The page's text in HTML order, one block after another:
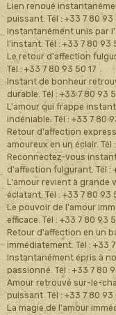
Lien renoué
puissant. Tél : +33 7 80 93
Instantanément unis par
l'instant. Tél : +33 7 80 93
Le retour d'affection
Tél : +33 7 80 93 50 17
Instant de bonheur
durable. Tél : +33 7 80 93
L'amour qui frappe
indéniable. Tél : +33 7 80
Retour d'affection
amoureux en un éclair. Tél
Reconnectez-vous
d'affection fulgurant. Tél :
L'amour revient à grande
éclatant. Tél : +33 7 80 93
Le pouvoir de l'amour
efficace. Tél : +33 7 80 93
Retour d'affection en un
immédiatement. Tél : +33
Instantanément épris à
passionné. Tél : +33 7 80
Amour retrouvé sur-le-
puissant. Tél : +33 7 80 93
La magie de l'amour